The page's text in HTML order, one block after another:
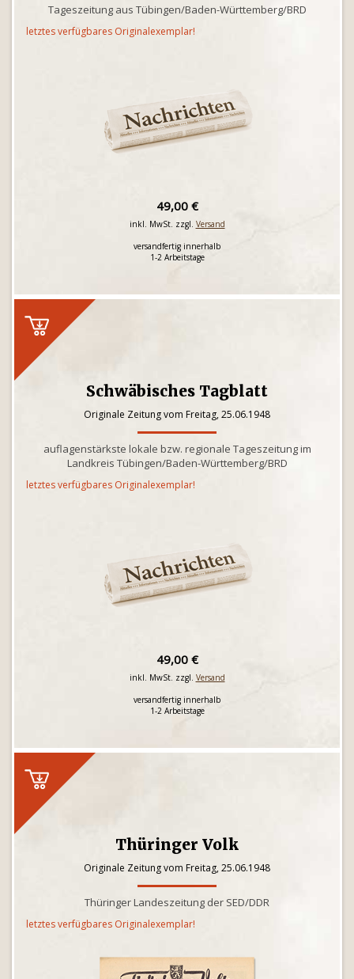
Tageszeitung aus Tübingen/Baden-Württemberg/BRD
letztes verfügbares Originalexemplar!
49,00 €
inkl. MwSt. zzgl. Versand
versandfertig innerhalb
1-2 Arbeitstage
Schwäbisches Tagblatt
Originale Zeitung vom Freitag, 25.06.1948
auflagenstärkste lokale bzw. regionale Tageszeitung im
Landkreis Tübingen/Baden-Württemberg/BRD
letztes verfügbares Originalexemplar!
49,00 €
inkl. MwSt. zzgl. Versand
versandfertig innerhalb
1-2 Arbeitstage
Thüringer Volk
Originale Zeitung vom Freitag, 25.06.1948
Thüringer Landeszeitung der SED/DDR
letztes verfügbares Originalexemplar!